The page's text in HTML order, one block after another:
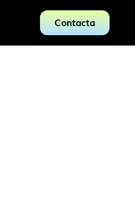
Contacta